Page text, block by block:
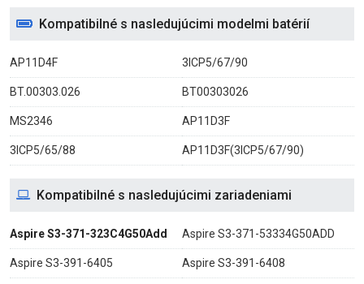
Kompatibilné s nasledujúcimi modelmi batérií
AP11D4F 3ICP5/67/90
BT.00303.026 BT00303026
MS2346 AP11D3F
3ICP5/65/88 AP11D3F(3ICP5/67/90)
Kompatibilné s nasledujúcimi zariadeniami
Aspire S3-371-323C4G50Add Aspire S3-371-53334G50ADD
Aspire S3-391-6405 Aspire S3-391-6408